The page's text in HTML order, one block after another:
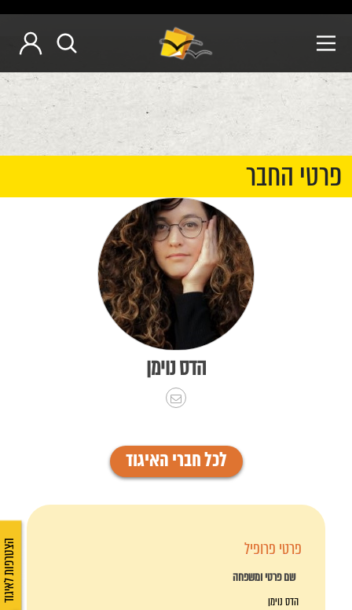
הצטרפות לאיגוד
פרטי החבר
הדס נוימן
לכל חברי האיגוד
פרטי פרופיל
שם פרטי ומשפחה
הדס נוימן